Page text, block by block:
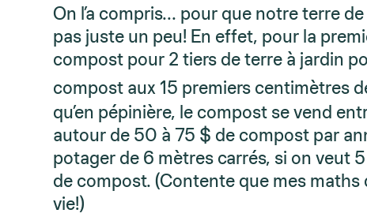
On l’a compris… pour que notre terre
pas juste un peu! En effet, pour la
compost pour 2 tiers de terre à jardin
compost aux 15 premiers centimètres
qu’en pépinière, le compost se vend
autour de 50 à 75 $ de compost par
potager de 6 mètres carrés, si on veut
de compost. (Contente que mes
vie!)